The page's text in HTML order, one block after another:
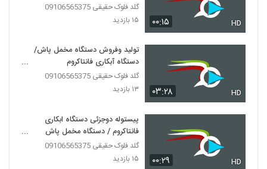
۰۰:۱۵ HD
گلد فلوک حقیقی 09106565375
۱۵ بازدید
۰۳:۲۸ HD
تولید وفروش دستگاه مخمل پاش/
دستگاه آبکاری فانتاکروم
پاششی09029236102
گلد فلوک حقیقی 09106565375
۱۳ بازدید
۰۰:۲۹ HD
پیستوله دوجزئی دستگاه ابکاری
فانتاکروم / دستگاه مخمل پاش
09029236102
گلد فلوک حقیقی 09106565375
۱۵ بازدید